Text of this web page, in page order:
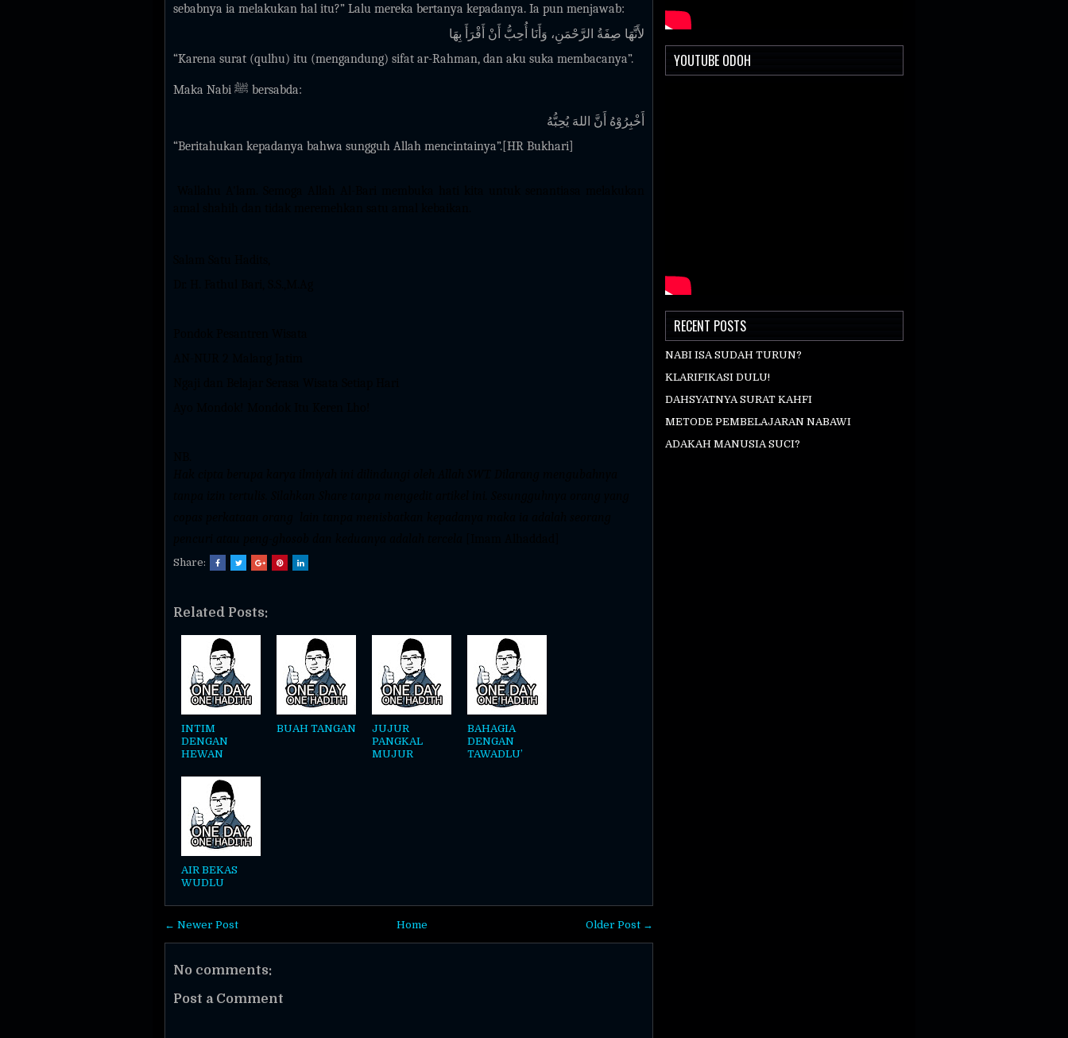
sebabnya ia melakukan hal itu?” Lalu mereka bertanya kepadanya. Ia pun menjawab:
لأَنَّهَا صِفَةُ الرَّحْمَنِ، وَأَنَا أُحِبُّ أَنْ أَقْرَأَ بِهَا
“Karena surat (qulhu) itu (mengandung) sifat ar-Rahman, dan aku suka membacanya”.
Maka Nabi ﷺ bersabda:
أَخْبِرُوْهُ أَنَّ اللهَ يُحِبُّهُ
“Beritahukan kepadanya bahwa sungguh Allah mencintainya”.[HR Bukhari]
Share:
Related Posts:
INTIM
DENGAN
HEWAN
BUAH TANGAN
JUJUR
PANGKAL
MUJUR
BAHAGIA
DENGAN
TAWADLU’
AIR BEKAS
WUDLU
← Newer Post Older Post →
Home
No comments:
Post a Comment
YOUTUBE ODOH
RECENT POSTS
NABI ISA SUDAH TURUN?
KLARIFIKASI DULU!
DAHSYATNYA SURAT KAHFI
METODE PEMBELAJARAN NABAWI
ADAKAH MANUSIA SUCI?